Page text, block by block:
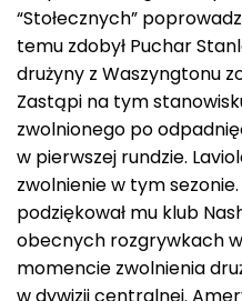
“Stołecznych”
temu zdobył Puchar
drużyny z Waszyngtonu
Zastąpi na tym
zwolnionego po
w pierwszej rundzie.
zwolnienie w tym
podziękował mu klub
obecnych rozgrywkach
momencie zwolnienia